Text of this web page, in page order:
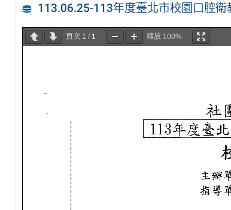
113.06.25-113年度臺北市校園口腔衛
頁次 1 / 1 縮放 100%